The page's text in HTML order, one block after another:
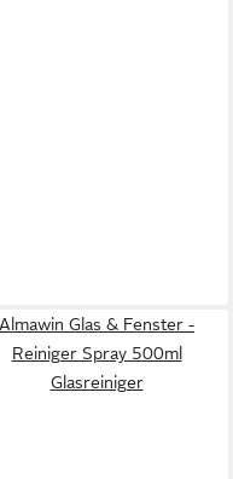
Almawin Glas & Fenster -
Reiniger Spray 500ml
Glasreiniger